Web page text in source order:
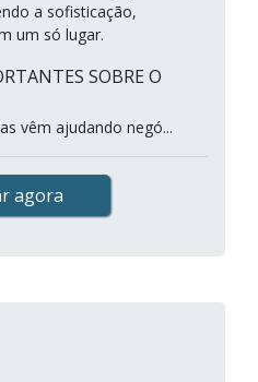
a sofisticação,
um só lugar.
SOBRE O
vêm ajudando negó...
agora